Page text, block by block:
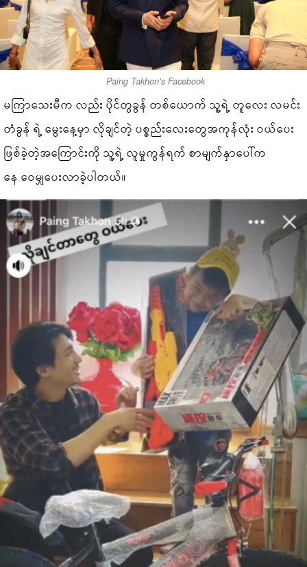
Paing Takhon’s Facebook
မကြာသေးမီက လည်း ပိုင်တွခွန် တစ်ယောက် သူ့ရဲ့ တူလေး လမင်း
တံခွန် ရဲ့ မွေးနေ့မှာ လိုချင်တဲ့ ပစ္စည်းလေးတွေအကုန်လုံး ဝယ်ပေး
ဖြစ်ခဲ့တဲ့အကြောင်းကို သူ့ရဲ့ လူမှုကွန်ရက် စာမျက်နှာပေါ်က
နေ ဝေမျှပေးလာခဲ့ပါတယ်။